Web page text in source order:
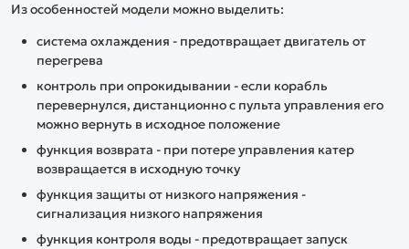
Из особенностей модели можно выделить:
система охлаждения - предотвращает двигатель от
перегрева
контроль при опрокидывании - если корабль
перевернулся, дистанционно с пульта управления его
можно вернуть в исходное положение
функция возврата - при потере управления катер
возвращается в исходную точку
функция защиты от низкого напряжения -
сигнализация низкого напряжения
функция контроля воды - предотвращает запуск